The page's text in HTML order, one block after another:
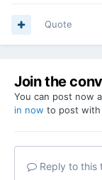
Quote
Join the
You can post now
in now to post with
Reply to this